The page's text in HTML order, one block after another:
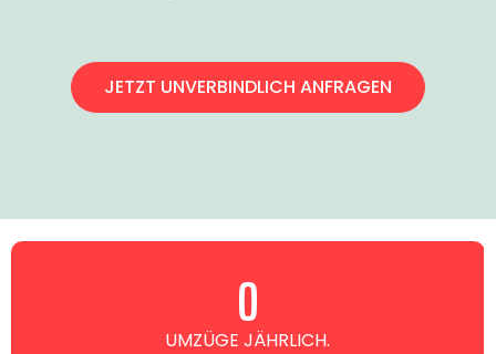
JETZT UNVERBINDLICH ANFRAGEN
UMZÜGE JÄHRLICH.
0